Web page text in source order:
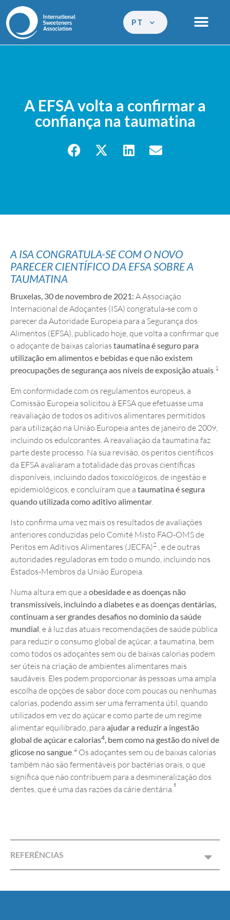
PT
A EFSA volta a confirmar a
confiança na taumatina
A ISA CONGRATULA-SE COM O NOVO
PARECER CIENTÍFICO DA EFSA SOBRE A
TAUMATINA
Bruxelas, 30 de novembro de 2021: A Associação
Internacional de Adoçantes (ISA) congratula‑se com o
parecer da Autoridade Europeia para a Segurança dos
Alimentos (EFSA), publicado hoje, que volta a confirmar que
o adoçante de baixas calorias taumatina é seguro para
utilização em alimentos e bebidas e que não existem
preocupações de segurança aos níveis de exposição atuais 1
Em conformidade com os regulamentos europeus, a
Comissão Europeia solicitou à EFSA que efetuasse uma
reavaliação de todos os aditivos alimentares permitidos
para utilização na União Europeia antes de janeiro de 2009,
incluindo os edulcorantes. A reavaliação da taumatina faz
parte deste processo. Na sua revisão, os peritos científicos
da EFSA avaliaram a totalidade das provas científicas
disponíveis, incluindo dados toxicológicos, de ingestão e
epidemiológicos, e concluíram que a taumatina é segura
quando utilizada como aditivo alimentar
Isto confirma uma vez mais os resultados de avaliações
anteriores conduzidas pelo Comité Misto FAO-OMS de
Peritos em Aditivos Alimentares (JECFA)2
, e de outras
autoridades reguladoras em todo o mundo, incluindo nos
Estados-Membros da União Europeia.
Numa altura em que a obesidade e as doenças não
transmissíveis, incluindo a diabetes e as doenças dentárias,
continuam a ser grandes desafios no domínio da saúde
mundial , e à luz das atuais recomendações de saúde pública
para reduzir o consumo global de açúcar, a taumatina, bem
como todos os adoçantes sem ou de baixas calorias podem
ser úteis na criação de ambientes alimentares mais
saudáveis. Eles podem proporcionar às pessoas uma ampla
escolha de opções de sabor doce com poucas ou nenhumas
calorias, podendo assim ser uma ferramenta útil, quando
utilizados em vez do açúcar e como parte de um regime
alimentar equilibrado, para ajudar a reduzir a ingestão
global de açúcar e calorias4, bem como na gestão do nível de
glicose no sangue 4 Os adoçantes sem ou de baixas calorias
também não são fermentáveis por bactérias orais, o que
significa que não contribuem para a desmineralização dos
dentes, que é uma das razões da cárie dentária. 5
REFERÊNCIAS